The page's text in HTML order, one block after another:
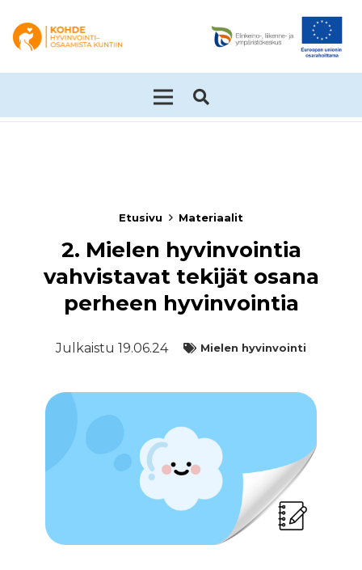
Etusivu Materiaalit
2. Mielen hyvinvointia
vahvistavat tekijät osana
perheen hyvinvointia
Julkaistu 19.06.24 Mielen hyvinvointi